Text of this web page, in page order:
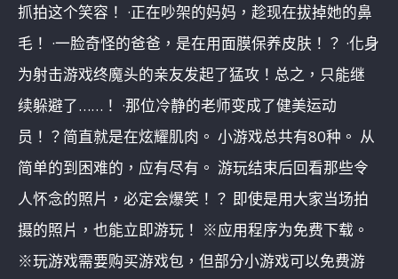
抓拍这个笑容！ ·正在吵架的妈妈，趁现在拔掉她的鼻
毛！ ·一脸奇怪的爸爸，是在用面膜保养皮肤！？ ·化身
为射击游戏终魔头的亲友发起了猛攻！总之，只能继
续躲避了……！ ·那位冷静的老师变成了健美运动
员！？简直就是在炫耀肌肉。 小游戏总共有80种。 从
简单的到困难的，应有尽有。 游玩结束后回看那些令
人怀念的照片，必定会爆笑！？ 即使是用大家当场拍
摄的照片，也能立即游玩！ ※应用程序为免费下载。
※玩游戏需要购买游戏包，但部分小游戏可以免费游